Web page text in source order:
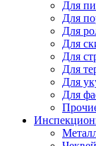
Для
Для
Для
Для
Для
Для
Для
Для